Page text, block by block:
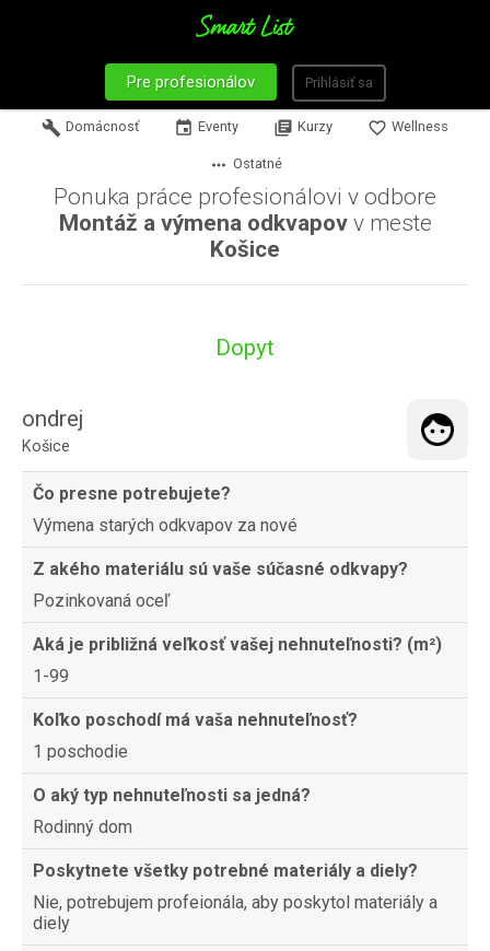
Pre profesionálov Prihlásiť sa
build Domácnosť event Eventy library_books Kurzy favorite_border Wellness
more_horiz Ostatné
Ponuka práce profesionálovi v odbore
Montáž a výmena odkvapovv meste
Košice
Dopyt
ondrej
Košice
Čo presne potrebujete?
Výmena starých odkvapov za nové
Z akého materiálu sú vaše súčasné odkvapy?
Pozinkovaná oceľ
Aká je približná veľkosť vašej nehnuteľnosti? (m²)
1-99
Koľko poschodí má vaša nehnuteľnosť?
1 poschodie
O aký typ nehnuteľnosti sa jedná?
Rodinný dom
Poskytnete všetky potrebné materiály a diely?
Nie, potrebujem profeionála, aby poskytol materiály a
diely